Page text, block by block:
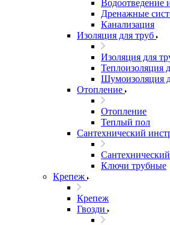
Водоотведение
Дренажные
Канализация
Изоляция для труб
Изоляция для
Теплоизоляция
Шумоизоляция
Отопление
Отопление
Теплый пол
Сантехнический
Ключи трубные
Крепеж
Крепеж
Гвозди